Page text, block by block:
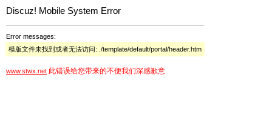
Discuz! Mobile System Error
Error messages:
模版文件未找到或者无法访问: ./template/default/portal/header.htm
www.stwx.net 此错误给您带来的不便我们深感歉意